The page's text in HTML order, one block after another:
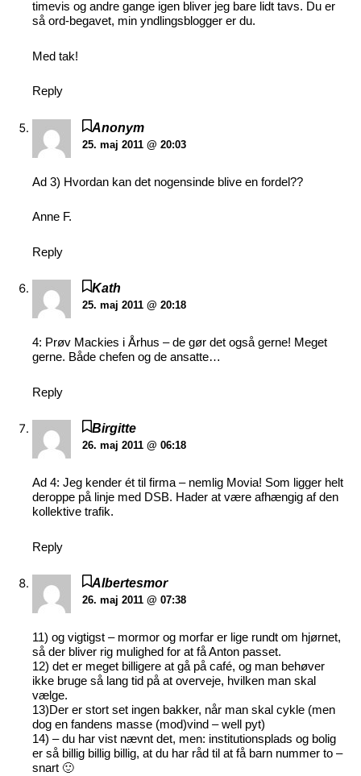
timevis og andre gange igen bliver jeg bare lidt tavs. Du er
så ord-begavet, min yndlingsblogger er du.
Med tak!
Reply
Anonym
25. maj 2011 @ 20:03
Ad 3) Hvordan kan det nogensinde blive en fordel??
Anne F.
Reply
Kath
25. maj 2011 @ 20:18
4: Prøv Mackies i Århus – de gør det også gerne! Meget
gerne. Både chefen og de ansatte…
Reply
Birgitte
26. maj 2011 @ 06:18
Ad 4: Jeg kender ét til firma – nemlig Movia! Som ligger helt
deroppe på linje med DSB. Hader at være afhængig af den
kollektive trafik.
Reply
Albertesmor
26. maj 2011 @ 07:38
11) og vigtigst – mormor og morfar er lige rundt om hjørnet,
så der bliver rig mulighed for at få Anton passet.
12) det er meget billigere at gå på café, og man behøver
ikke bruge så lang tid på at overveje, hvilken man skal
vælge.
13)Der er stort set ingen bakker, når man skal cykle (men
dog en fandens masse (mod)vind – well pyt)
14) – du har vist nævnt det, men: institutionsplads og bolig
er så billig billig billig, at du har råd til at få barn nummer to –
snart 🙂